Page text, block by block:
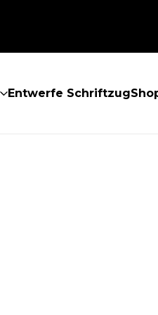
Entwerfe Schriftzug